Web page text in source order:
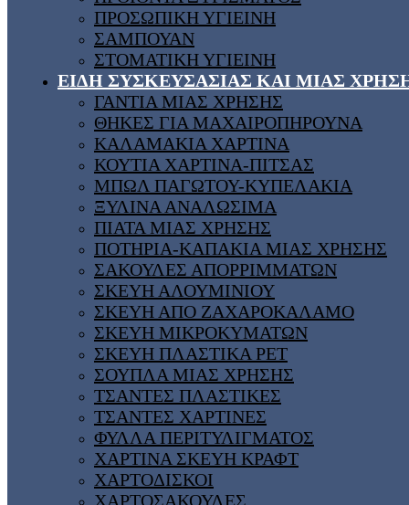
ΠΡΟΣΩΠΙΚΗ ΥΓΙΕΙΝΗ
ΣΑΜΠΟΥΑΝ
ΣΤΟΜΑΤΙΚΗ ΥΓΙΕΙΝΗ
ΕΙΔΗ ΣΥΣΚΕΥΣΑΣΙΑΣ ΚΑΙ ΜΙΑΣ
ΓΑΝΤΙΑ ΜΙΑΣ ΧΡΗΣΗΣ
ΘΗΚΕΣ ΓΙΑ ΜΑΧΑΙΡΟΠΗΡΟΥΝΑ
ΚΑΛΑΜΑΚΙΑ ΧΑΡΤΙΝΑ
ΚΟΥΤΙΑ ΧΑΡΤΙΝΑ-ΠΙΤΣΑΣ
ΜΠΩΛ ΠΑΓΩΤΟΥ-ΚΥΠΕΛΑΚΙΑ
ΞΥΛΙΝΑ ΑΝΑΛΩΣΙΜΑ
ΠΙΑΤΑ ΜΙΑΣ ΧΡΗΣΗΣ
ΠΟΤΗΡΙΑ-ΚΑΠΑΚΙΑ ΜΙΑΣ ΧΡΗΣΗΣ
ΣΑΚΟΥΛΕΣ ΑΠΟΡΡΙΜΜΑΤΩΝ
ΣΚΕΥΗ ΑΛΟΥΜΙΝΙΟΥ
ΣΚΕΥΗ ΑΠΟ ΖΑΧΑΡΟΚΑΛΑΜΟ
ΣΚΕΥΗ ΜΙΚΡΟΚΥΜΑΤΩΝ
ΣΚΕΥΗ ΠΛΑΣΤΙΚΑ PET
ΣΟΥΠΛΑ ΜΙΑΣ ΧΡΗΣΗΣ
ΤΣΑΝΤΕΣ ΠΛΑΣΤΙΚΕΣ
ΤΣΑΝΤΕΣ ΧΑΡΤΙΝΕΣ
ΦΥΛΛΑ ΠΕΡΙΤΥΛΙΓΜΑΤΟΣ
ΧΑΡΤΙΝΑ ΣΚΕΥΗ ΚΡΑΦΤ
ΧΑΡΤΟΔΙΣΚΟΙ
ΧΑΡΤΟΣΑΚΟΥΛΕΣ